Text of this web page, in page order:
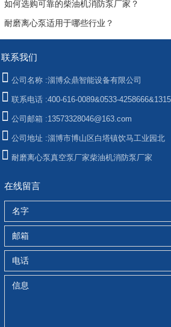
如何选购可靠的柴油机消防泵厂家？
耐磨离心泵适用于哪些行业？
联系我们
公司名称 :淄博众鼎智能设备有限公司
联系电话 :400-616-0089&0533-
公司邮箱 :13573328046@163.com
公司地址 :淄博市博山区白塔镇饮马工业园北
耐磨离心泵真空泵厂家柴油机消防泵厂家
在线留言